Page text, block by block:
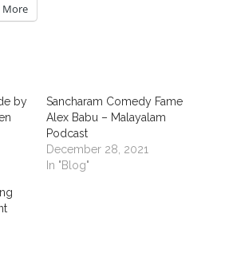
More
by
Sancharam Comedy Fame
Alex Babu – Malayalam
Podcast
December 28, 2021
In "Blog"